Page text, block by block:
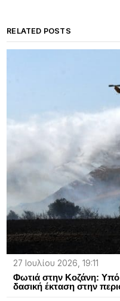
RELATED POSTS
27 Ιουλίου 2026, 19:11
Φωτιά στην Κοζάνη: Υπό
δασική έκταση στην